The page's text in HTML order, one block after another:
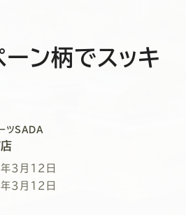
ン柄でスッキ
ツSADA
3月12日
3月12日